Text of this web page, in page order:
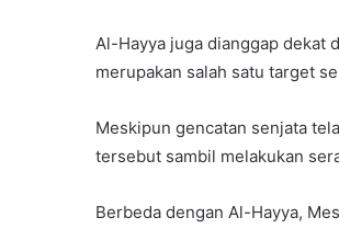
Al-Hayya juga dianggap dekat
merupakan salah satu target
Meskipun gencatan senjata
tersebut sambil melakukan
Berbeda dengan Al-Hayya,